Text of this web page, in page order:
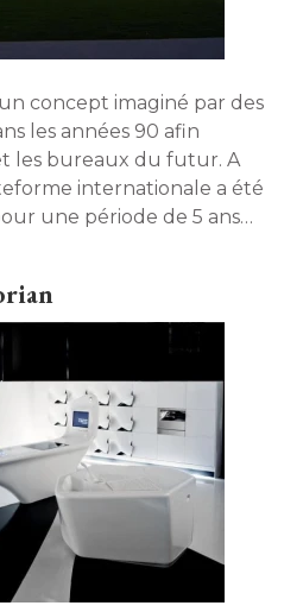
concept imaginé par des
les années 90 afin
les bureaux du futur. A
internationale a été
une période de 5 ans